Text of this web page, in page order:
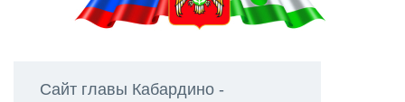
Сайт главы Кабардино -